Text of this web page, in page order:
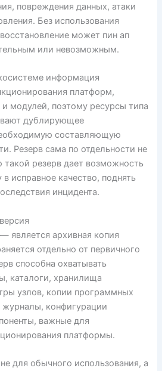
повреждения данных, атаки
Без использования
может пин ап
или невозможным.
информация
платформ,
модулей, поэтому ресурсы типа
дублирующее
составляющую
Резерв сама по отдельности не
такой резерв дает возможность
исправное качество, поднять
инцидента.
является архивная копия
отдельно от первичного
способна охватывать
каталоги, хранилища
узлов, копии программных
конфигурации
важные для
платформы.
для обычного использования, а